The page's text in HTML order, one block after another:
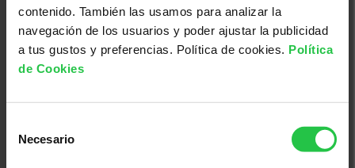
contenido. También las usamos para analizar la
navegación de los usuarios y poder ajustar la publicidad
a tus gustos y preferencias. Política de cookies. Política
de Cookies
Necesario